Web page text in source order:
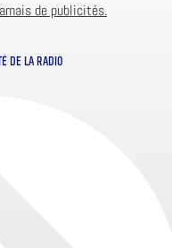
de publicités.
DE LA RADIO